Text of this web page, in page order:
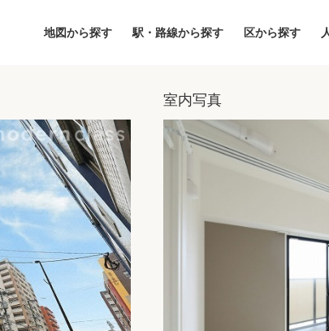
地図から探す 駅・路線から探す 区から探す
人気エリアから
アクセスランキ
室内写真